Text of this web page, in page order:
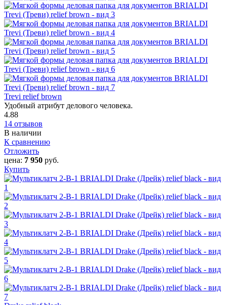
Trevi relief brown
Удобный атрибут делового человека.
4.88
14 отзывов
В наличии
К сравнению
Отложить
цена: 7 950 руб.
Купить